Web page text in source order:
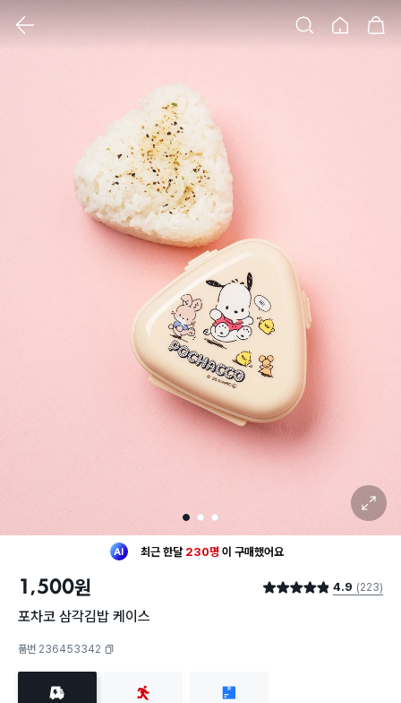
1 2 3
확대 보기
최근 한달 230명 이 구매했어요
구매했어요
1,500원 별점 4.9점 4.9 (223)
포차코 삼각김밥 케이스
품번 236453342